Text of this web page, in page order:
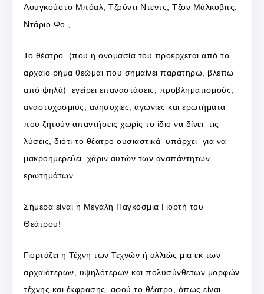
Αουγκούστο Μπόαλ, Τζούντι Ντεντς, Τζον Μάλκοβιτς,
Ντάριο Φο.,.
Το θέατρο (που η ονομασία του προέρχεται από το
αρχαίο ρήμα θεώμαι που σημαίνει παρατηρώ, βλέπω
από ψηλά) εγείρει επαναστάσεις, προβληματισμούς,
αναστοχασμιύς, ανησυχίες, αγωνίες και ερωτήματα
που ζητούν απαντήσεις χωρίς το ίδιο να δίνει τις
λύσεις, διότι το θέατρο ουσιαστικά υπάρχει για να
μακροημερεύει χάριν αυτών των αναπάντητων
ερωτημάτων.
Σήμερα είναι η Μεγάλη Παγκόσμια Γιορτή του
Θεάτρου!
Γιορτάζει η Τέχνη των Τεχνών ή αλλιώς μια εκ των
αρχαιότερων, υψηλότερων και πολυσύνθετων μορφών
τέχνης και έκφρασης, αφού το θέατρο, όπως είναι